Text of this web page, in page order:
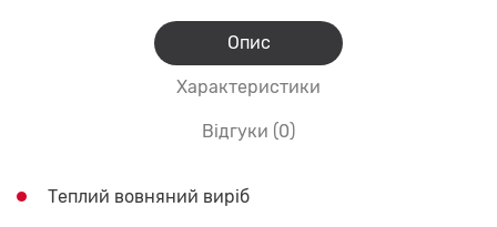
Опис
Характеристики
Відгуки (0)
Теплий вовняний виріб